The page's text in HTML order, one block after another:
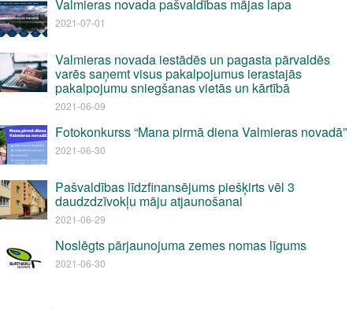
Valmieras novada pašvaldības mājas lapa
2021-07-01
Valmieras novada iestādēs un pagasta pārvaldēs
varēs saņemt visus pakalpojumus ierastajās
pakalpojumu sniegšanas vietās un kārtībā
2021-06-09
Fotokonkurss “Mana pirmā diena Valmieras novadā”
2021-06-30
Pašvaldības līdzfinansējums piešķirts vēl 3
daudzdzīvokļu māju atjaunošanai
2021-06-29
Noslēgts pārjaunojuma zemes nomas līgums
2021-06-30